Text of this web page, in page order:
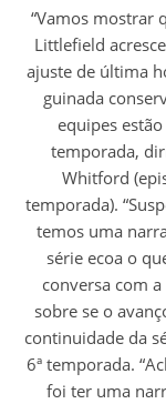
“Vamos mostrar
Littlefield
ajuste de última
guinada
equipes
temporada,
Whitford
temporada).
temos uma
série ecoa o
conversa com
sobre se o
continuidade da
6ª temporada.
foi ter uma